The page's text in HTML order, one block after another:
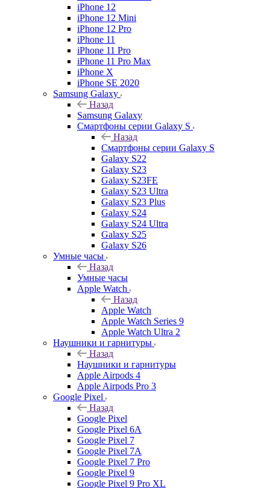
iPhone 12
iPhone 12 Mini
iPhone 12 Pro
iPhone 11
iPhone 11 Pro
iPhone 11 Pro Max
iPhone X
iPhone SE 2020
Samsung Galaxy
Назад
Samsung Galaxy
Смартфоны серии Galaxy S
Назад
Смартфоны серии Galaxy S
Galaxy S22
Galaxy S23
Galaxy S23FE
Galaxy S23 Ultra
Galaxy S23 Plus
Galaxy S24
Galaxy S24 Ultra
Galaxy S25
Galaxy S26
Умные часы
Назад
Умные часы
Apple Watch
Назад
Apple Watch
Apple Watch Series 9
Apple Watch Ultra 2
Наушники и гарнитуры
Назад
Наушники и гарнитуры
Apple Airpods 4
Apple Airpods Pro 3
Google Pixel
Назад
Google Pixel
Google Pixel 6A
Google Pixel 7
Google Pixel 7А
Google Pixel 7 Pro
Google Pixel 9
Google Pixel 9 Pro XL